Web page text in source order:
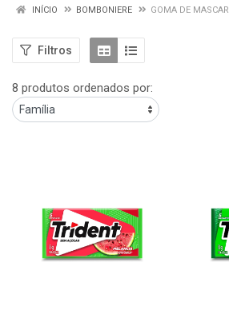
INÍCIO BOMBONIERE GOMA DE MASCAR
Filtros
8 produtos ordenados por: